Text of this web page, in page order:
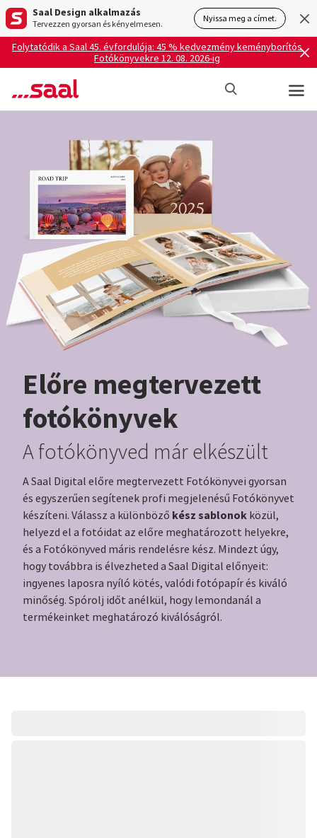
Saal Design alkalmazás
Tervezzen gyorsan és kényelmesen. Nyissa meg a címet.
Folytatódik a Saal 45. évfordulója: 45 % kedvezmény keményborítós
Fotókönyvekre 12. 08. 2026-ig
Előre megtervezett
fotókönyvek
A fotókönyved már elkészült
A Saal Digital előre megtervezett Fotókönyvei gyorsan
és egyszerűen segítenek profi megjelenésű Fotókönyvet
készíteni. Válassz a különböző kész sablonok közül,
helyezd el a fotóidat az előre meghatározott helyekre,
és a Fotókönyved máris rendelésre kész. Mindezt úgy,
hogy továbbra is élvezheted a Saal Digital előnyeit:
ingyenes laposra nyíló kötés, valódi fotópapír és kiváló
minőség. Spórolj időt anélkül, hogy lemondanál a
termékeinket meghatározó kiválóságról.